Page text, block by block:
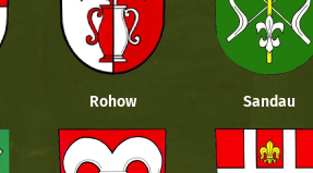
Rohow Sandau